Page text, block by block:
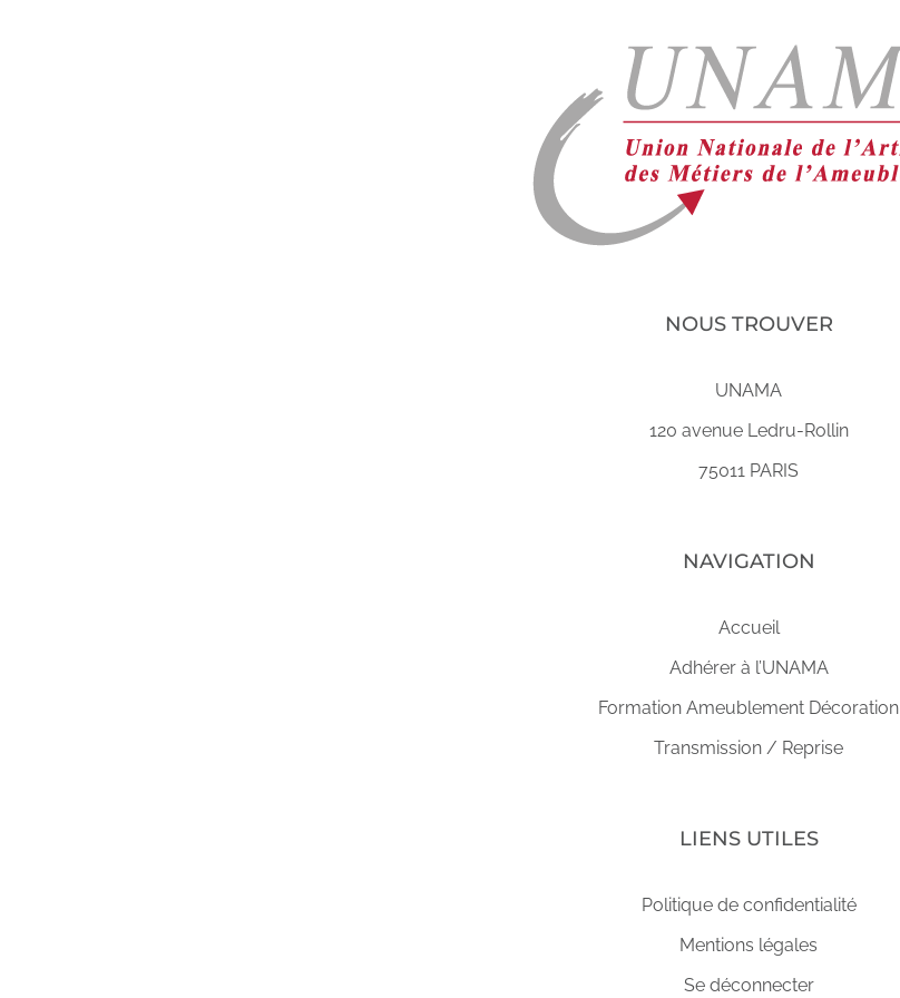
NOUS TROUVER
UNAMA
120 avenue Ledru-Rollin
75011 PARIS
NAVIGATION
Accueil
Adhérer à l’UNAMA
Formation Ameublement Décoration
Transmission / Reprise
LIENS UTILES
Politique de confidentialité
Mentions légales
Se déconnecter